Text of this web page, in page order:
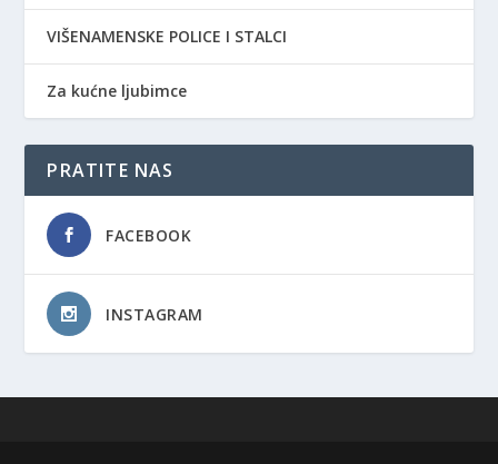
VIŠENAMENSKE POLICE I STALCI
Za kućne ljubimce
PRATITE NAS
FACEBOOK
INSTAGRAM